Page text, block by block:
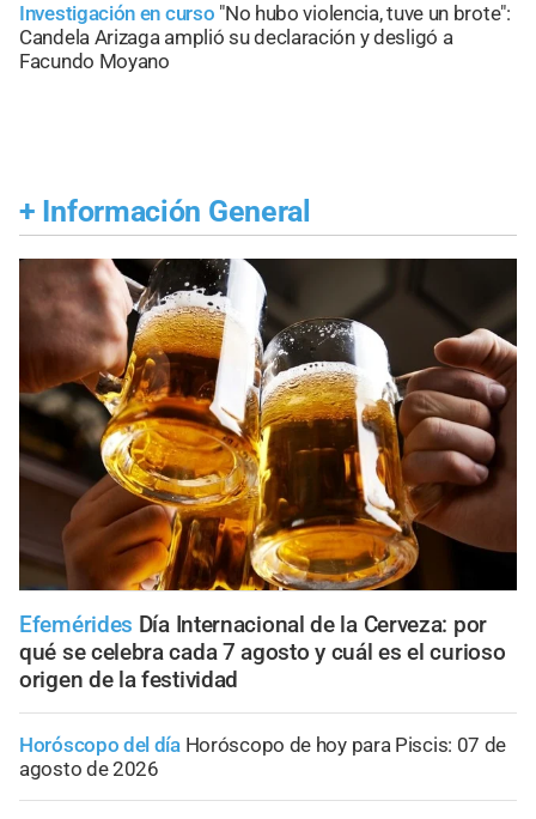
Investigación en curso "No hubo violencia, tuve un brote":
Candela Arizaga amplió su declaración y desligó a
Facundo Moyano
+ Información General
Efemérides Día Internacional de la Cerveza: por
qué se celebra cada 7 agosto y cuál es el curioso
origen de la festividad
Horóscopo del día Horóscopo de hoy para Piscis: 07 de
agosto de 2026